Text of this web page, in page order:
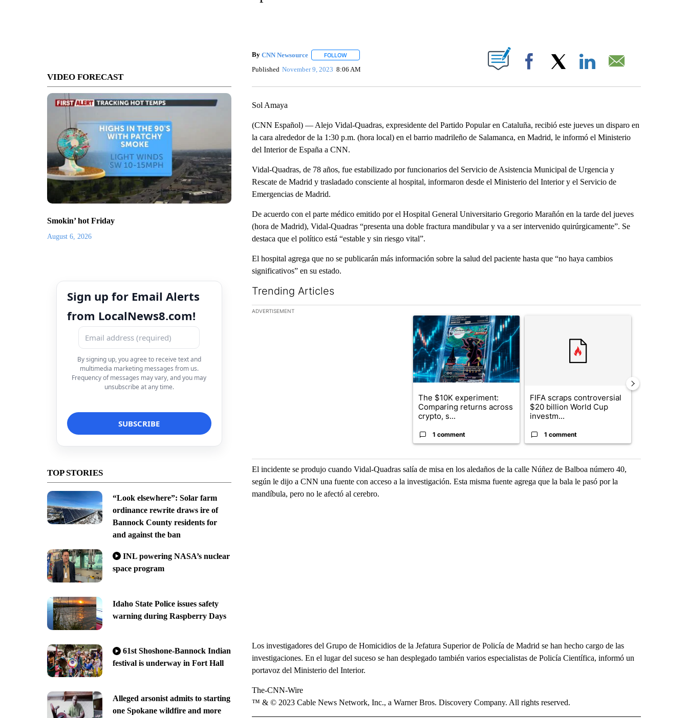
VIDEO FORECAST
Smokin’ hot Friday
August 6, 2026
Sign up for Email Alerts
from LocalNews8.com!
By signing up, you agree to receive text and
multimedia marketing messages from us.
Frequency of messages may vary, and you may
unsubscribe at any time.
TOP STORIES
“Look elsewhere”: Solar farm
ordinance rewrite draws ire of
Bannock County residents for
and against the ban
INL powering NASA’s nuclear
space program
Idaho State Police issues safety
warning during Raspberry Days
61st Shoshone-Bannock Indian
festival is underway in Fort Hall
Alleged arsonist admits to starting
one Spokane wildfire and more
By CNN Newsource FOLLOWFOLLOW "" TO RECEIVE NOTIFICATIONS ABOUT NEW PAGES ON "".
Published November 9, 2023 8:06 AM Facebook
Sol Amaya
(CNN Español) — Alejo Vidal-Quadras, expresidente del Partido Popular en Cataluña, recibió este jueves un disparo en
la cara alrededor de la 1:30 p.m. (hora local) en el barrio madrileño de Salamanca, en Madrid, le informó el Ministerio
del Interior de España a CNN.
Vidal-Quadras, de 78 años, fue estabilizado por funcionarios del Servicio de Asistencia Municipal de Urgencia y
Rescate de Madrid y trasladado consciente al hospital, informaron desde el Ministerio del Interior y el Servicio de
Emergencias de Madrid.
De acuerdo con el parte médico emitido por el Hospital General Universitario Gregorio Marañón en la tarde del jueves
(hora de Madrid), Vidal-Quadras “presenta una doble fractura mandibular y va a ser intervenido quirúrgicamente”. Se
destaca que el político está “estable y sin riesgo vital”.
El hospital agrega que no se publicarán más información sobre la salud del paciente hasta que “no haya cambios
significativos” en su estado.
Trending Articles
The following is a list of the most commented articles in the last 7 days.
ADVERTISEMENT
A trending article titled "The $10K experiment: Comparing returns across
The $10K experiment:
Comparing returns across
crypto, s...
1 comment
FIFA scraps controversial
$20 billion World Cup
investm...
1 comment
El incidente se produjo cuando Vidal-Quadras salía de misa en los aledaños de la calle Núñez de Balboa número 40,
según le dijo a CNN una fuente con acceso a la investigación. Esta misma fuente agrega que la bala le pasó por la
mandíbula, pero no le afectó al cerebro.
Los investigadores del Grupo de Homicidios de la Jefatura Superior de Policía de Madrid se han hecho cargo de las
investigaciones. En el lugar del suceso se han desplegado también varios especialistas de Policía Científica, informó un
portavoz del Ministerio del Interior.
The-CNN-Wire
™ & © 2023 Cable News Network, Inc., a Warner Bros. Discovery Company. All rights reserved.